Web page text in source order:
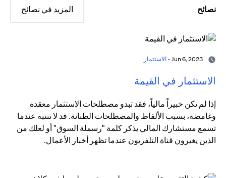
نصائح المزيد في نصائح
الاستثمار
الاستثمار في القيمة
إذا لم تكن خبيراً مالياً، فقد تبدو مصطلحات الاستثمار معقدة
وغامضة، بسبب الألفاظ والمصطلحات الطنانة. قد لا تنتبه عندما
تسمع مستشارك المالي يذكر كلمة "رسملة السوق" أو لعلك من
الذين يغيرون قناة التلفزيون عندما تظهر أخبار الأعمال.